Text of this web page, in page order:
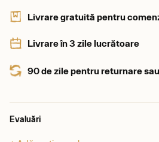
Livrare gratuită pentru
Livrare în 3 zile lucrătoare
90 de zile pentru returnare
Evaluări